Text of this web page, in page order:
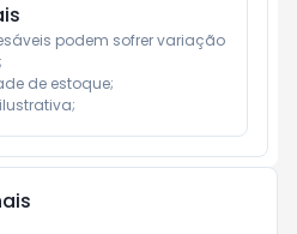
podem sofrer variação
de estoque;